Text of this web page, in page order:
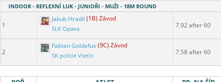
INDOOR - REFLEXNÍ LUK - JUNIOŘI - MUŽI - 18M ROUND
1
Jakub Hradil (1B) Závod
SLK Opava 7.92 after 60
2
Fabian Goldefus (9C) Závod
SK policie Vsetín 7.58 after 60